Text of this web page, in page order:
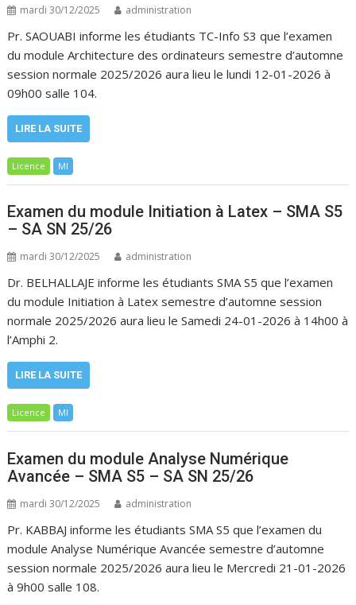
mardi 30/12/2025 administration
Pr. SAOUABI informe les étudiants TC-Info S3 que l’examen
du module Architecture des ordinateurs semestre d’automne
session normale 2025/2026 aura lieu le lundi 12-01-2026 à
09h00 salle 104.
LIRE LA SUITE
Licence MI
Examen du module Initiation à Latex – SMA S5
– SA SN 25/26
mardi 30/12/2025 administration
Dr. BELHALLAJE informe les étudiants SMA S5 que l’examen
du module Initiation à Latex semestre d’automne session
normale 2025/2026 aura lieu le Samedi 24-01-2026 à 14h00 à
l’Amphi 2.
LIRE LA SUITE
Licence MI
Examen du module Analyse Numérique
Avancée – SMA S5 – SA SN 25/26
mardi 30/12/2025 administration
Pr. KABBAJ informe les étudiants SMA S5 que l’examen du
module Analyse Numérique Avancée semestre d’automne
session normale 2025/2026 aura lieu le Mercredi 21-01-2026
à 9h00 salle 108.